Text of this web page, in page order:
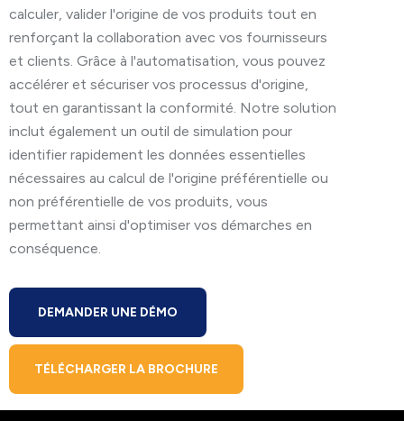
calculer, valider l'origine de vos produits tout en
renforçant la collaboration avec vos fournisseurs
et clients. Grâce à l'automatisation, vous pouvez
accélérer et sécuriser vos processus d'origine,
tout en garantissant la conformité. Notre solution
inclut également un outil de simulation pour
identifier rapidement les données essentielles
nécessaires au calcul de l'origine préférentielle ou
non préférentielle de vos produits, vous
permettant ainsi d'optimiser vos démarches en
conséquence.
DEMANDER UNE DÉMO
TÉLÉCHARGER LA BROCHURE